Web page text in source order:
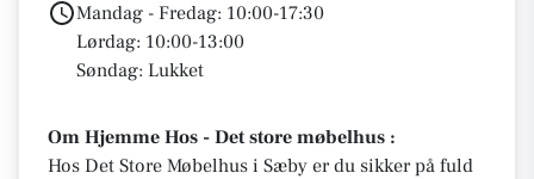
Mandag - Fredag: 10:00-17:30
Lørdag: 10:00-13:00
Søndag: Lukket
Om Hjemme Hos - Det store møbelhus :
Hos Det Store Møbelhus i Sæby er du sikker på fuld